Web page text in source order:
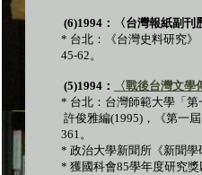
(6)1994 ：〈台灣報紙副
* 台北：《台灣史料研究》
45-62。
(5)1994 ： 〈戰後台灣文學
* 台北：台灣師範大學「第
許俊雅編(1995) ，《第一
361。
* 政治大學新聞所《新聞學
* 獲國科會85學年度研究獎